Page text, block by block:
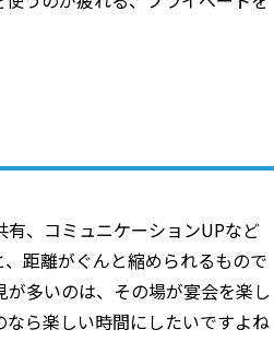
、コミュニケーションUPなど
距離がぐんと縮められるもので
多いのは、その場が宴会を楽し
ら楽しい時間にしたいですよね